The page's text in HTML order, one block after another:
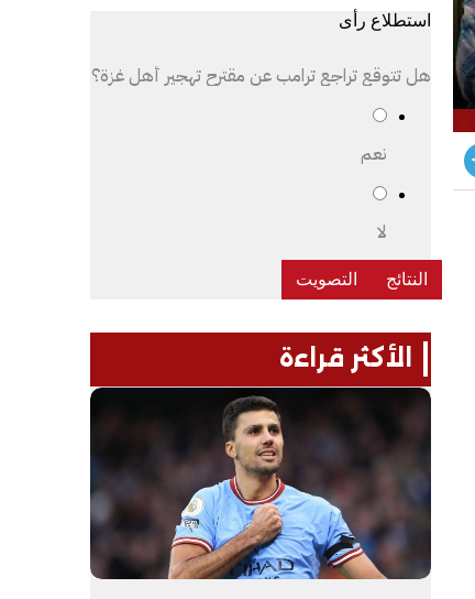
استطلاع رأى
هل تتوقع تراجع ترامب عن مقترح تهجير أهل غزة؟
نعم
لا
الأكثر قراءة